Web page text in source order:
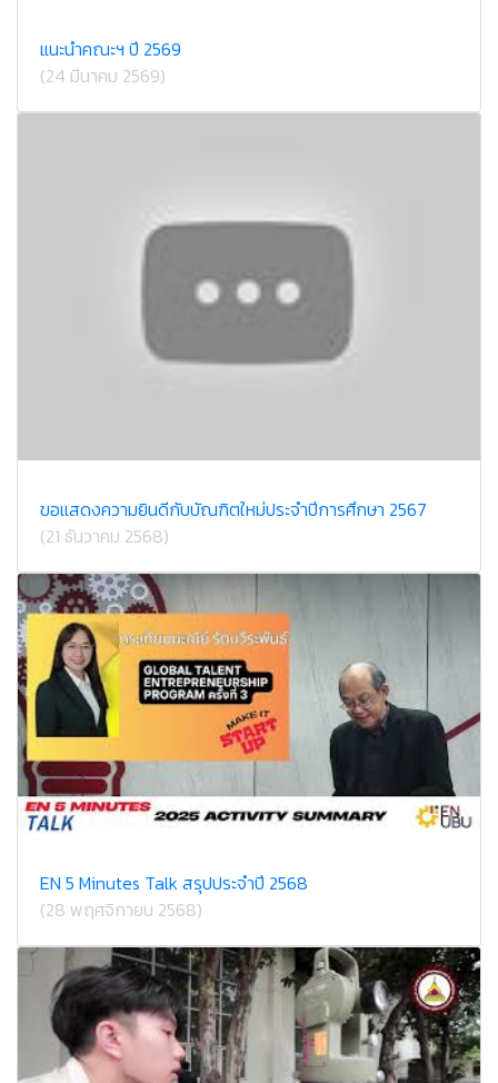
แนะนำคณะฯ ปี 2569
(24 มีนาคม 2569)
ขอแสดงความยินดีกับบัณฑิตใหม่ประจำปีการศึกษา 2567
(21 ธันวาคม 2568)
EN 5 Minutes Talk สรุปประจำปี 2568
(28 พฤศจิกายน 2568)